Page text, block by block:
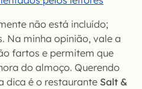
não está incluído;
Na minha opinião, vale a
fartos e permitem que
do almoço. Querendo
dica é o restaurante Salt &